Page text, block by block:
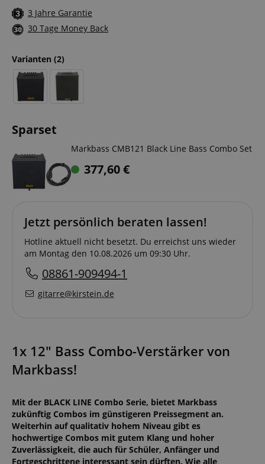
3 Jahre Garantie
30 Tage Money Back
Varianten (2)
Sparset
Markbass CMB121 Black Line Bass Combo Set
377,60€
Jetzt persönlich beraten lassen!
Hotline aktuell nicht besetzt. Du erreichst uns wieder
am Montag den 10.08.2026 um 09:30 Uhr.
08861-909494-1
gitarre@kirstein.de
1x 12" Bass Combo-Verstärker von
Markbass!
Mit der BLACK LINE Combo Serie, bietet Markbass
zukünftig Combos im günstigeren Preissegment an.
Weiterhin auf qualitativ hohem Niveau gibt es
hochwertige Combos mit gutem Klang und hoher
Zuverlässigkeit, die auch für Schüler, Anfänger und
Fortgeschrittene interessant sein dürften. Wie alle